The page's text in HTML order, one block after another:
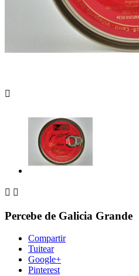

 
Percebe de Galicia Grande
Compartir
Tuitear
Google+
Pinterest